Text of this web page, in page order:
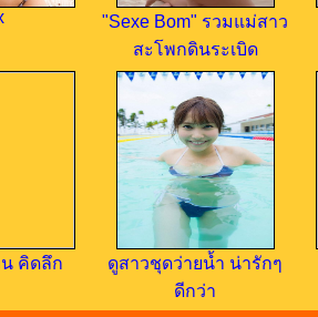
"Sexe Bom" รวมแม่สาว
สะโพกดินระเบิด
คิดลึก
ดูสาวชุดว่ายน้ำ น่ารักๆ
ดีกว่า